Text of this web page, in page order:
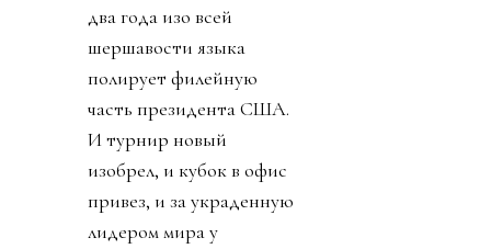
два года изо всей
шершавости языка
полирует филейную
часть президента США.
И турнир новый
изобрел, и кубок в офис
привез, и за украденную
лидером мира у